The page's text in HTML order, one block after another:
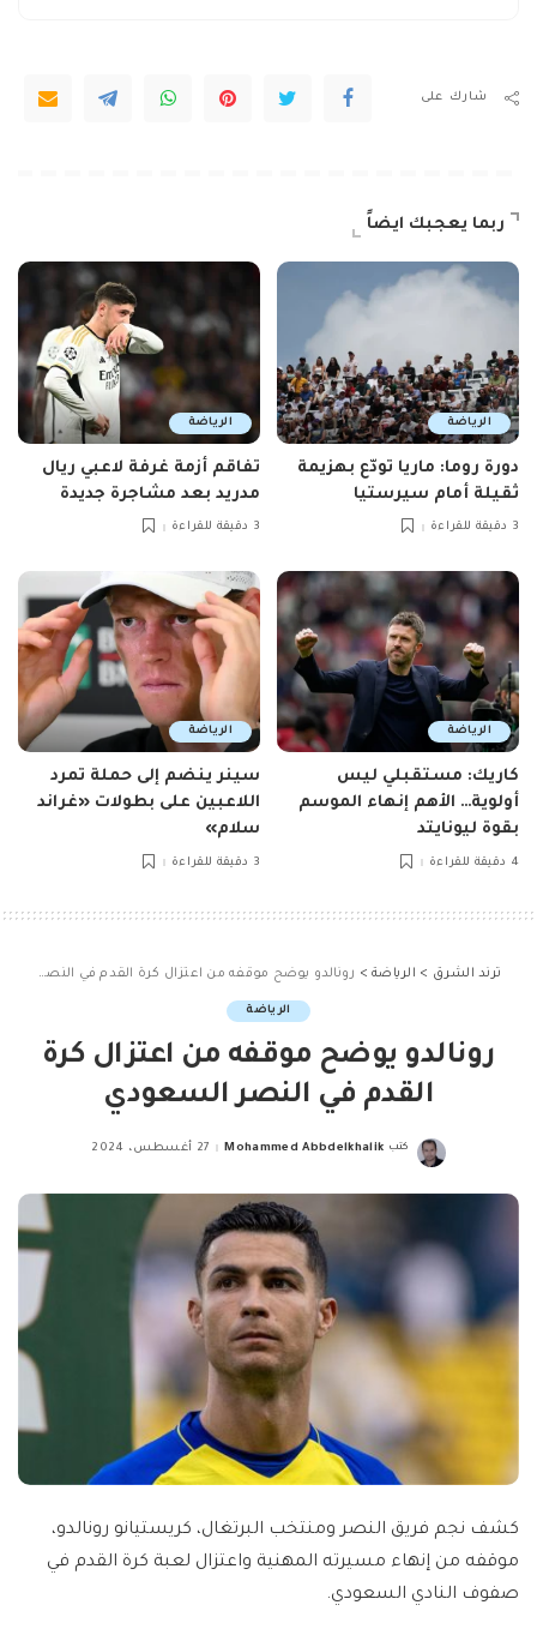
شارك على
ربما يعجبك ايضاً
الرياضة
دورة روما: ماريا تودّع بهزيمة
ثقيلة أمام سيرستيا
3 دقيقة للقراءة
الرياضة
تفاقم أزمة غرفة لاعبي ريال
مدريد بعد مشاجرة جديدة
3 دقيقة للقراءة
الرياضة
كاريك: مستقبلي ليس
أولوية… الأهم إنهاء الموسم
بقوة ليونايتد
4 دقيقة للقراءة
الرياضة
سينر ينضم إلى حملة تمرد
اللاعبين على بطولات «غراند
سلام»
3 دقيقة للقراءة
ترند الشرق > الرياضة> رونالدو يوضح موقفه من اعتزال كرة القدم في النصر السعودي
الرياضة
رونالدو يوضح موقفه من اعتزال كرة
القدم في النصر السعودي
Posted
كتب Mohammed Abbdelkhalik 27 أغسطس، 2024
كشف نجم فريق النصر ومنتخب البرتغال، كريستيانو رونالدو،
موقفه من إنهاء مسيرته المهنية واعتزال لعبة كرة القدم في
صفوف النادي السعودي.